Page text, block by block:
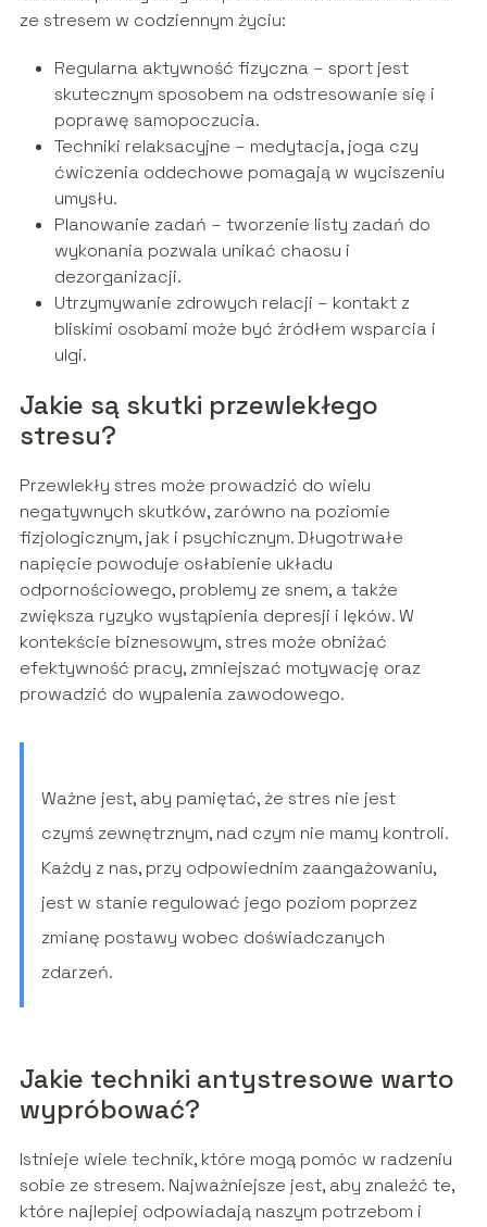
ze stresem w codziennym życiu:
Regularna aktywność fizyczna – sport jest
skutecznym sposobem na odstresowanie się i
poprawę samopoczucia.
Techniki relaksacyjne – medytacja, joga czy
ćwiczenia oddechowe pomagają w wyciszeniu
umysłu.
Planowanie zadań – tworzenie listy zadań do
wykonania pozwala unikać chaosu i
dezorganizacji.
Utrzymywanie zdrowych relacji – kontakt z
bliskimi osobami może być źródłem wsparcia i
ulgi.
Jakie są skutki przewlekłego
stresu?
Przewlekły stres może prowadzić do wielu
negatywnych skutków, zarówno na poziomie
fizjologicznym, jak i psychicznym. Długotrwałe
napięcie powoduje osłabienie układu
odpornościowego, problemy ze snem, a także
zwiększa ryzyko wystąpienia depresji i lęków. W
kontekście biznesowym, stres może obniżać
efektywność pracy, zmniejszać motywację oraz
prowadzić do wypalenia zawodowego.
Ważne jest, aby pamiętać, że stres nie jest
czymś zewnętrznym, nad czym nie mamy kontroli.
Każdy z nas, przy odpowiednim zaangażowaniu,
jest w stanie regulować jego poziom poprzez
zmianę postawy wobec doświadczanych
zdarzeń.
Jakie techniki antystresowe warto
wypróbować?
Istnieje wiele technik, które mogą pomóc w radzeniu
sobie ze stresem. Najważniejsze jest, aby znaleźć te,
które najlepiej odpowiadają naszym potrzebom i